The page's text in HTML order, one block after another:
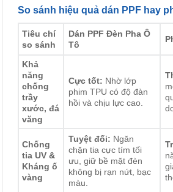
So sánh hiệu quả dán PPF hay
Tiêu chí
so sánh
Dán PPF Đèn Pha Ô
Tô
Khả
năng
chống
trầy
xước, đá
văng
Cực tốt: Nhờ lớp
phim TPU có độ đàn
hồi và chịu lực cao.
Chống
tia UV &
Kháng ố
vàng
Tuyệt đối: Ngăn
chặn tia cực tím tối
ưu, giữ bề mặt đèn
không bị rạn nứt, bạc
màu.